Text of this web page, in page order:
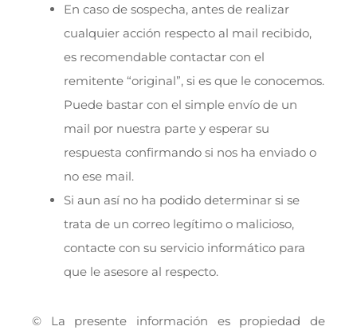
En caso de sospecha, antes de realizar
cualquier acción respecto al mail recibido,
es recomendable contactar con el
remitente “original”, si es que le conocemos.
Puede bastar con el simple envío de un
mail por nuestra parte y esperar su
respuesta confirmando si nos ha enviado o
no ese mail.
Si aun así no ha podido determinar si se
trata de un correo legítimo o malicioso,
contacte con su servicio informático para
que le asesore al respecto.
© La presente información es propiedad de